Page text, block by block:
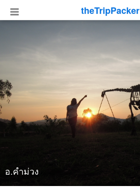
theTripPacker
อ.คำม่วง